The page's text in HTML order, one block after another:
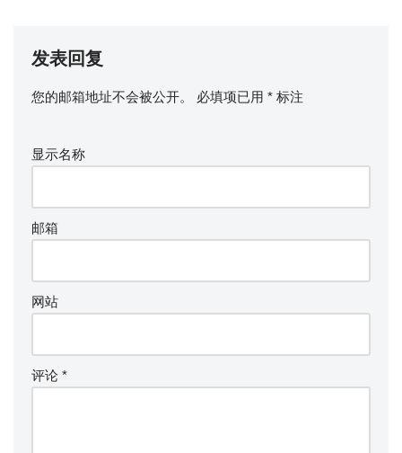
发表回复
您的邮箱地址不会被公开。 必填项已用 * 标注
显示名称
邮箱
网站
评论 *